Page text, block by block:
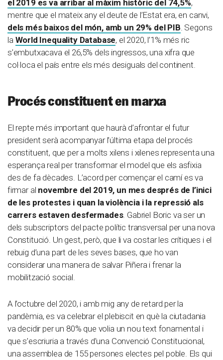
el 2019 es va arribar al màxim històric del 74,5%,
mentre que el mateix any el deute de l’Estat era, en canvi,
dels més baixos del món, amb un 29% del PIB. Segons
la World Inequality Database, el 2020, l’1% més ric
s’embutxacava el 26,5% dels ingressos, una xifra que
col·loca el país entre els més desiguals del continent.
Procés constituent en marxa
El repte més important que haurà d’afrontar el futur
president serà acompanyar l’última etapa del procés
constituent, que per a molts xilens i xilenes representa una
esperança real per transformar el model que els asfixia
des de fa dècades. L’acord per començar el camí es va
firmar al novembre del 2019, un mes després de l’inici
de les protestes i quan la violència i la repressió als
carrers estaven desfermades. Gabriel Boric va ser un
dels subscriptors del pacte polític transversal per una nova
Constitució. Un gest, però, que li va costar les crítiques i el
rebuig d’una part de les seves bases, que ho van
considerar una manera de salvar Piñera i frenar la
mobilització social.
A l’octubre del 2020, i amb mig any de retard per la
pandèmia, es va celebrar el plebiscit en què la ciutadania
va decidir per un 80% que volia un nou text fonamental i
que s’escriuria a través d’una Convenció Constitucional,
una assemblea de 155 persones electes pel poble. Els qui